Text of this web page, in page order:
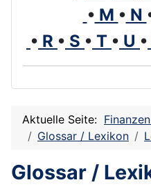
• M • N
• R • S • T • U •
Aktuelle Seite:
Glossar / Lexikon
Glossar /